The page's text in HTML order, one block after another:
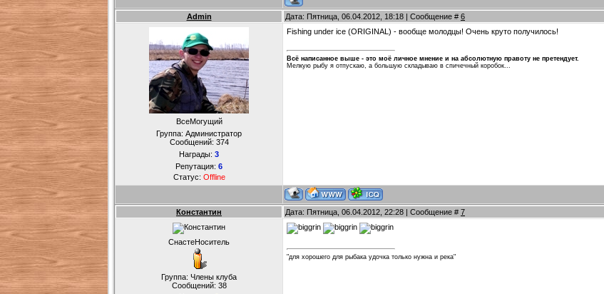
Admin Дата: Пятница, 06.04.2012, 18:18 | Сообщение # 6
ВсеМогущий
Группа: Администратор
Сообщений: 374
Награды: 3
Репутация: 6
Статус: Offline
Fishing under ice (ORIGINAL) - вообще молодцы! Очень круто получилось!
Всё написанное выше - это моё личное мнение и на абсолютную правоту не претендует.
Мелкую рыбу я отпускаю, а большую складываю в спичечный коробок...
Константин Дата: Пятница, 06.04.2012, 22:28 | Сообщение # 7
СнастеНоситель
Группа: Члены клуба
Сообщений: 38
"для хорошего для рыбака удочка только нужна и река"